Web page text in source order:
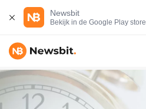
Newsbit
Bekijk in de Google Play store